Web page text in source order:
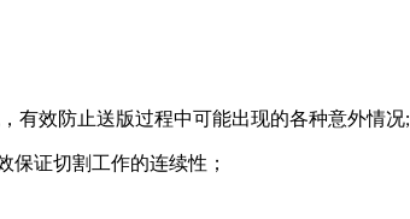
有效防止送版过程中可能出现的各种意外情况;
保证切割工作的连续性；